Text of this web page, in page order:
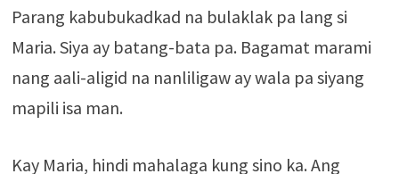
Parang kabubukadkad na bulaklak pa lang si
Maria. Siya ay batang-bata pa. Bagamat marami
nang aali-aligid na nanliligaw ay wala pa siyang
mapili isa man.
Kay Maria, hindi mahalaga kung sino ka. Ang